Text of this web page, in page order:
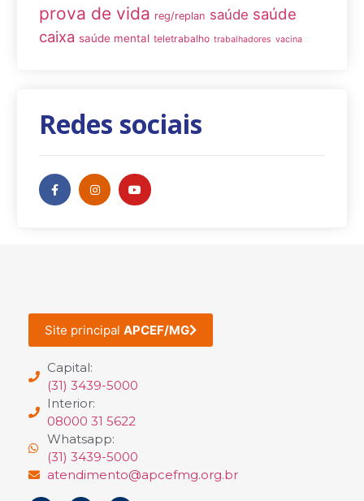
prova de vida reg/replan saúde saúde
caixa saúde mental teletrabalho trabalhadores vacina
Redes sociais
Site principal APCEF/MG
Capital:
(31) 3439-5000
Interior:
08000 31 5622
Whatsapp:
(31) 3439-5000
atendimento@apcefmg.org.br